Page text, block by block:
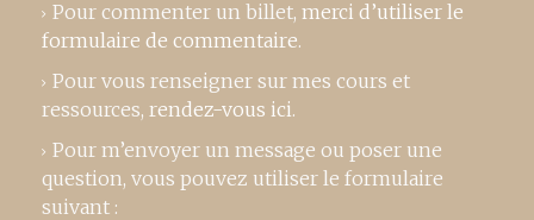
Pour commenter un billet, merci d’utiliser le
formulaire de commentaire.
Pour vous renseigner sur mes cours et
ressources, rendez-vous ici.
Pour m’envoyer un message ou poser une
question, vous pouvez utiliser le formulaire
suivant :